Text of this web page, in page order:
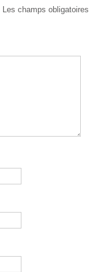
Les champs obligatoires